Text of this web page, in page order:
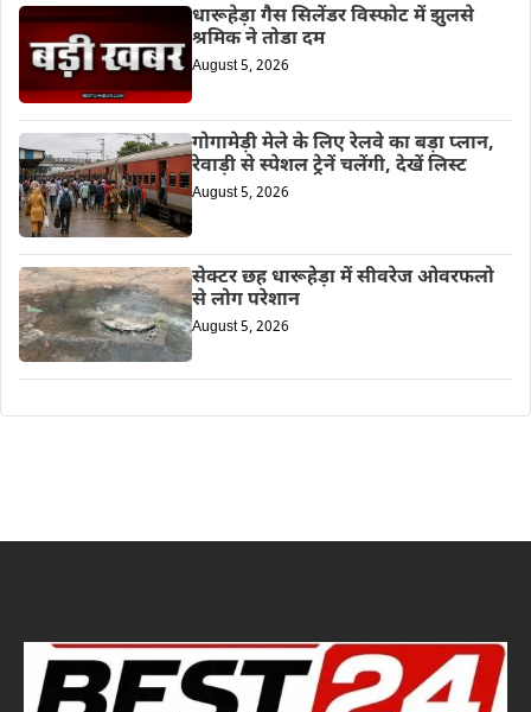
धारूहेड़ा गैस सिलेंडर विस्फोट में झुलसे
श्रमिक ने तोडा दम
August 5, 2026
गोगामेड़ी मेले के लिए रेलवे का बड़ा प्लान,
रेवाड़ी से स्पेशल ट्रेनें चलेंगी, देखें लिस्ट
August 5, 2026
सेक्टर छह धारूहेड़ा में सीवरेज ओवरफलो
से लोग परेशान
August 5, 2026